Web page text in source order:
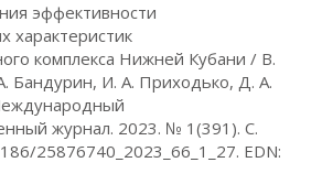
эффективности
характеристик
комплекса Нижней Кубани / В.
Бандурин, И. А. Приходько, Д. А.
журнал. 2023. № 1(391). С.
25876740_2023_66_1_27. EDN: